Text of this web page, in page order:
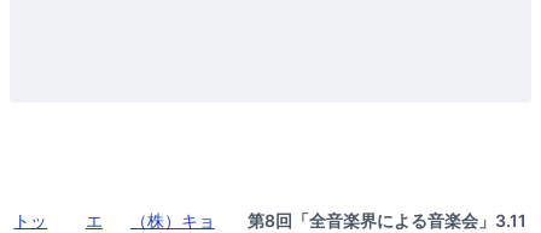
トッ
エ
（株）キョ
第8回「全音楽界による音楽会」3.11